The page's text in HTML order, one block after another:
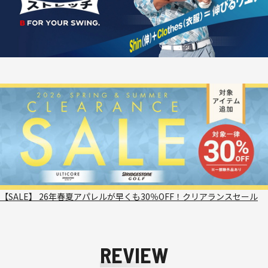
【SALE】 26年春夏アパレルが早くも30％OFF！クリアランスセール
REVIEW